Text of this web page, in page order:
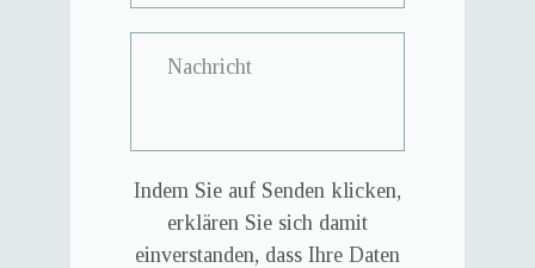
Indem Sie auf Senden klicken,
erklären Sie sich damit
einverstanden, dass Ihre Daten